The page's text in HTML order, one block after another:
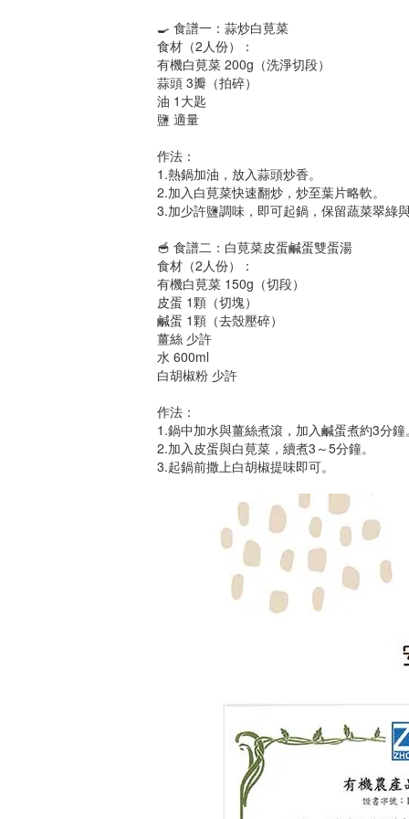
🍳 食譜一：蒜炒白莧菜
食材（2人份）：
有機白莧菜 200g（洗淨切段）
蒜頭 3瓣（拍碎）
油 1大匙
鹽 適量
作法：
1.熱鍋加油，放入蒜頭炒香。
2.加入白莧菜快速翻炒，炒至葉片略軟。
3.加少許鹽調味，即可起鍋，保留蔬菜翠綠
🥣 食譜二：白莧菜皮蛋鹹蛋雙蛋湯
食材（2人份）：
有機白莧菜 150g（切段）
皮蛋 1顆（切塊）
鹹蛋 1顆（去殼壓碎）
薑絲 少許
水 600ml
白胡椒粉 少許
作法：
1.鍋中加水與薑絲煮滾，加入鹹蛋煮約3分鐘
2.加入皮蛋與白莧菜，續煮3～5分鐘。
3.起鍋前撒上白胡椒提味即可。